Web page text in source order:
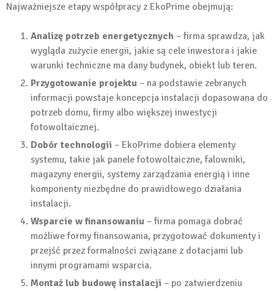
Najważniejsze etapy współpracy z EkoPrime obejmują:
Analizę potrzeb energetycznych – firma sprawdza, jak
wygląda zużycie energii, jakie są cele inwestora i jakie
warunki techniczne ma dany budynek, obiekt lub teren.
Przygotowanie projektu – na podstawie zebranych
informacji powstaje koncepcja instalacji dopasowana do
potrzeb domu, firmy albo większej inwestycji
fotowoltaicznej.
Dobór technologii – EkoPrime dobiera elementy
systemu, takie jak panele fotowoltaiczne, falowniki,
magazyny energii, systemy zarządzania energią i inne
komponenty niezbędne do prawidłowego działania
instalacji.
Wsparcie w finansowaniu – firma pomaga dobrać
możliwe formy finansowania, przygotować dokumenty i
przejść przez formalności związane z dotacjami lub
innymi programami wsparcia.
Montaż lub budowę instalacji – po zatwierdzeniu